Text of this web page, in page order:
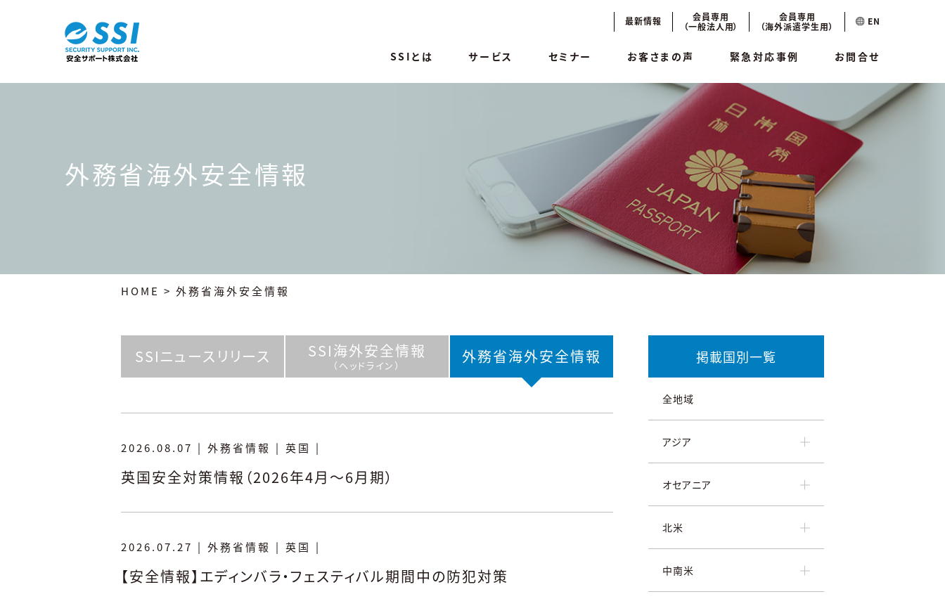
最新情報
会員専用
（一般法人用）
会員専用
（海外派遣学生用）
EN
SSIとは サービス セミナー お客さまの声 緊急対応事例 お問合せ
外務省海外安全情報
HOME > 外務省海外安全情報
SSIニュースリリース SSI海外安全情報
（ヘッドライン） 外務省海外安全情報
2026.08.07 | 外務省情報 | 英国 |
英国安全対策情報（2026年4月～6月期）
2026.07.27 | 外務省情報 | 英国 |
【安全情報】エディンバラ・フェスティバル期間中の防犯対策
掲載国別一覧
全地域
アジア
オセアニア
北米
中南米